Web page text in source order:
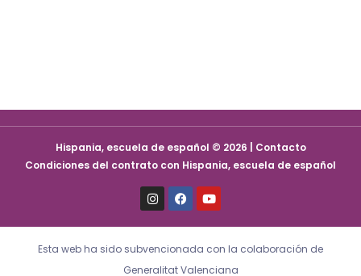
Hispania, escuela de español © 2026 | Contacto
Condiciones del contrato con Hispania, escuela de español
I
n
s
t
g
r
F
a
c
e
o
o
Y
o
u
t
b
e
Esta web ha sido subvencionada con la colaboración de
Generalitat Valenciana